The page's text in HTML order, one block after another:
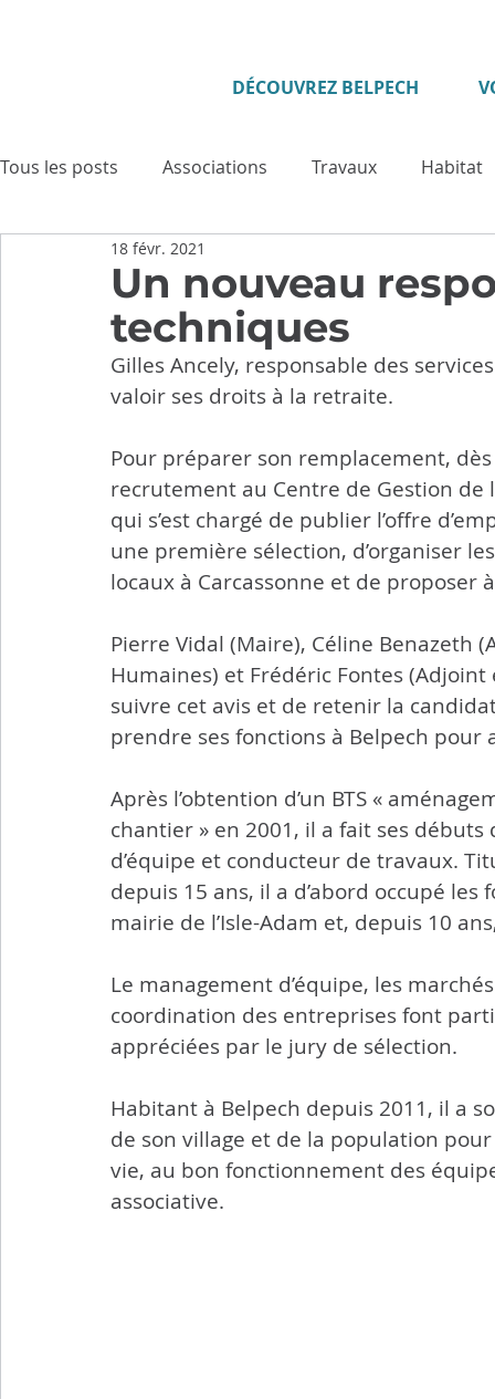
DÉCOUVREZ BELPECH
Tous les posts Associations Travaux Habitat
Enfance - Jeunesse
Tourisme Vie municipale
Transports Sport Citoyenneté
Un nouveau
techniques
18 févr. 2021
Gilles Ancely, responsable des
valoir ses droits à la retraite.
Pour préparer son remplacement,
recrutement au Centre de Gestion de
qui s’est chargé de publier l’offre
une première sélection, d’organiser
locaux à Carcassonne et de
Pierre Vidal (Maire), Céline Benazeth
Humaines) et Frédéric Fontes
suivre cet avis et de retenir la
prendre ses fonctions à Belpech pour
Après l’obtention d’un BTS «
chantier » en 2001, il a fait ses
d’équipe et conducteur de travaux.
depuis 15 ans, il a d’abord occupé
mairie de l’Isle-Adam et, depuis 10
Le management d’équipe, les
coordination des entreprises font
appréciées par le jury de sélection.
Habitant à Belpech depuis 2011, il a
de son village et de la population
vie, au bon fonctionnement des
associative.